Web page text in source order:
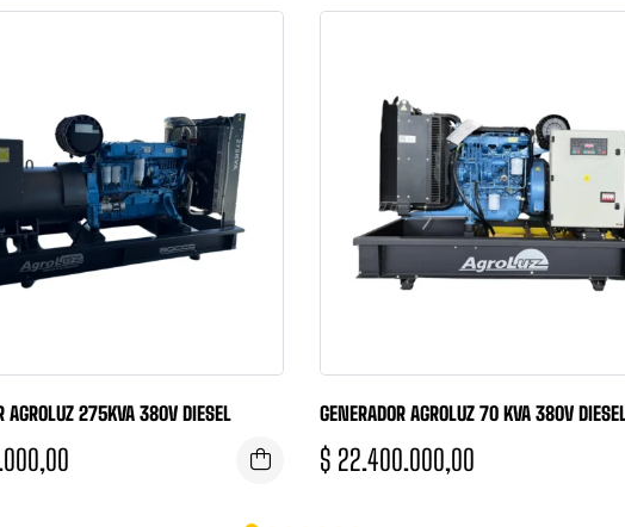
AGROLUZ 275KVA 380V DIESEL GENERADOR AGROLUZ 70 KVA 380V DIESEL
$ 22.400.000,00